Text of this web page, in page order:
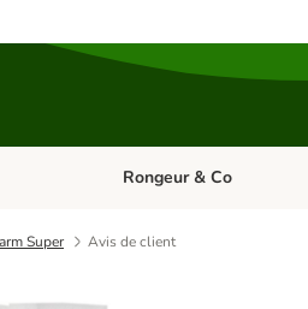
les catégories: ChienDérouler les catégories: Chat
Rongeur & Co
Super Avis de client